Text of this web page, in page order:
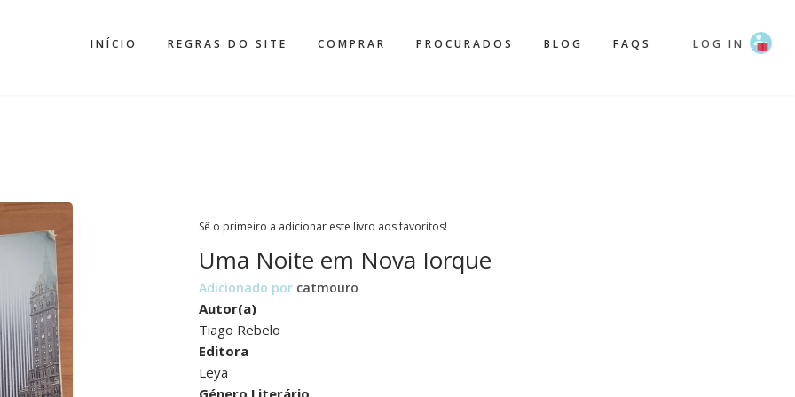
INÍCIO REGRAS DO SITE COMPRAR PROCURADOS BLOG FAQS LOG IN
Sê o primeiro a adicionar este livro aos favoritos!
Uma Noite em Nova Iorque
Adicionado por catmouro
Autor(a)
Tiago Rebelo
Editora
Leya
Género Literário